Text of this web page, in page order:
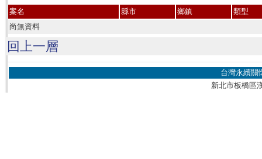
案名 縣市 鄉鎮
類型
尚無資料
回上一層
台灣永續關
新北市板橋區